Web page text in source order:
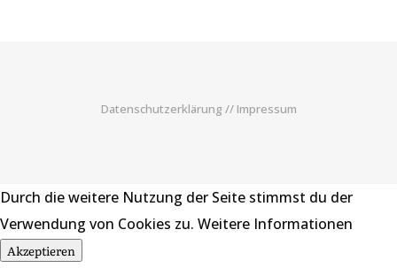
Datenschutzerklärung // Impressum
Durch die weitere Nutzung der Seite stimmst du der
Verwendung von Cookies zu. Weitere Informationen
Akzeptieren